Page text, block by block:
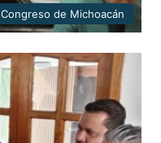
Congreso de Michoacán